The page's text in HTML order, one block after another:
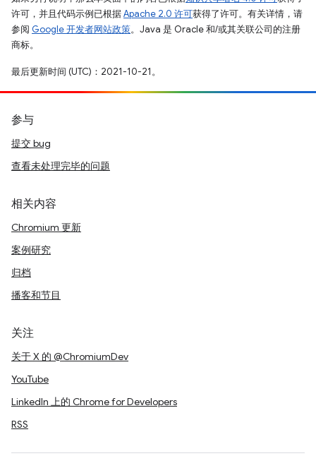
许可，并且代码示例已根据Apache 2.0 许可获得了许可。有关详情，请
参阅 Google 开发者网站政策。Java 是 Oracle 和/或其关联公司的注册
商标。
最后更新时间 (UTC)：2021-10-21。
参与
提交 bug
查看未处理完毕的问题
相关内容
Chromium 更新
案例研究
归档
播客和节目
关注
关于 X 的 @ChromiumDev
YouTube
LinkedIn 上的 Chrome for Developers
RSS